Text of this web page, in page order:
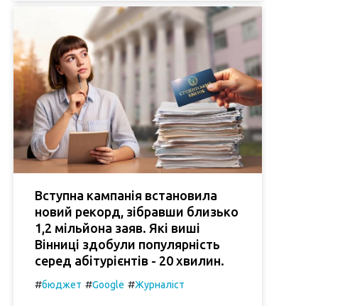
Вступна кампанія встановила
новий рекорд, зібравши близько
1,2 мільйона заяв. Які виші
Вінниці здобули популярність
серед абітурієнтів - 20 хвилин.
#бюджет #Google #Журналіст